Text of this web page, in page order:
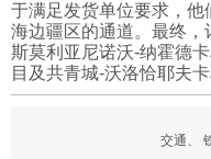
军事
评论
于满足发货单位要求，
海边疆区的通道。最终，
斯莫利亚尼诺沃-纳霍德
目及共青城-沃洛恰耶夫卡
交通、